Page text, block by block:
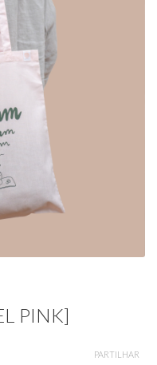
PINK]
PARTILHAR